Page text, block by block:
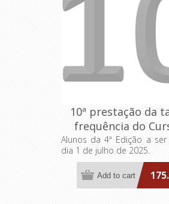
10ª prestação da
frequência do
Formação
FA>AP:
Intermédios
Alunos da 4ª Edição a
dia 1 de julho de 2025.